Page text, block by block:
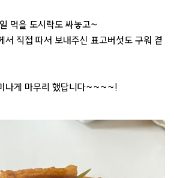
먹을 도시락도 싸놓고~
서 직접 따서 보내주신 표고버섯도 구워 곁
나게 마무리 했답니다~~~~!